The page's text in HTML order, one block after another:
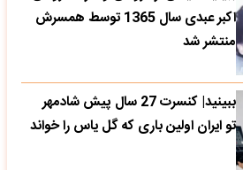
اکبر عبدی سال 1365 توسط همسرش
منتشر شد
ببینید| کنسرت 27 سال پیش شادمهر
تو ایران اولین باری که گل یاس را خواند